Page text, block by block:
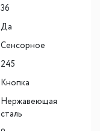
36
Да
Сенсорное
245
Кнопка
Нержавеющая
сталь